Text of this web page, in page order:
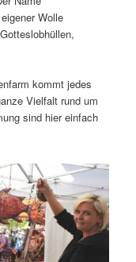
Wolle
kommt jedes
Vielfalt rund um
sind hier einfach